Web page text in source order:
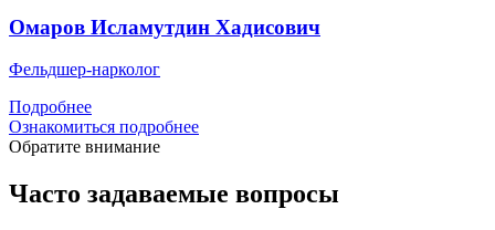
Омаров Исламутдин Хадисович
Фельдшер-нарколог
Подробнее
Ознакомиться подробнее
Обратите внимание
Часто задаваемые вопросы